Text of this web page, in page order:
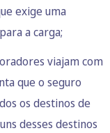
exige uma
a carga;
viajam com
que o seguro
os destinos de
desses destinos